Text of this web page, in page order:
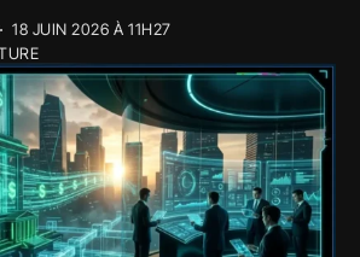
18 JUIN 2026 À 11H27